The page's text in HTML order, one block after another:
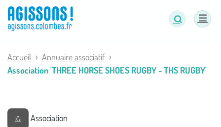
Accueil
Annuaire associatif
Association 'THREE HORSE SHOES RUGBY - THS RUGBY'
Association
Panneau de gestion des cookies